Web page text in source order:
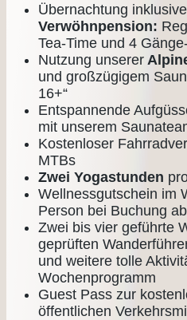
Übernachtung inklusive
Verwöhnpension:
Tea-Time und 4
Nutzung unserer
und großzügigem
16+“
Entspannende
mit unserem
Kostenloser
MTBs
Zwei Yogastunden
Wellnessgutschein im
Person bei Buchung
Zwei bis vier geführte
geprüften
und weitere tolle
Wochenprogramm
Guest Pass zur
öffentlichen